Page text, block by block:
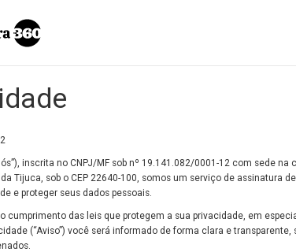
inscrita no CNPJ/MF sob nº 19.141.082/0001-12 com sede
Tijuca, sob o CEP 22640-100, somos um serviço de assinatura
e proteger seus dados pessoais.
cumprimento das leis que protegem a sua privacidade, em
(“Aviso”) você será informado de forma clara e